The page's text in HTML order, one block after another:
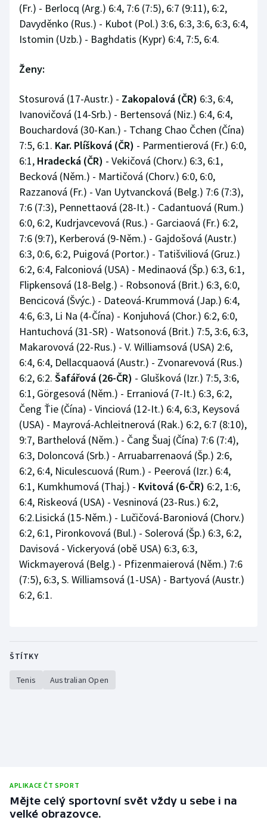
(Fr.) - Berlocq (Arg.) 6:4, 7:6 (7:5), 6:7 (9:11), 6:2,
Davyděnko (Rus.) - Kubot (Pol.) 3:6, 6:3, 3:6, 6:3, 6:4,
Istomin (Uzb.) - Baghdatis (Kypr) 6:4, 7:5, 6:4.
Ženy:
Stosurová (17-Austr.) - Zakopalová (ČR) 6:3, 6:4,
Ivanovičová (14-Srb.) - Bertensová (Niz.) 6:4, 6:4,
Bouchardová (30-Kan.) - Tchang Chao Čchen (Čína)
7:5, 6:1. Kar. Plíšková (ČR) - Parmentierová (Fr.) 6:0,
6:1, Hradecká (ČR) - Vekičová (Chorv.) 6:3, 6:1,
Becková (Něm.) - Martičová (Chorv.) 6:0, 6:0,
Razzanová (Fr.) - Van Uytvancková (Belg.) 7:6 (7:3),
7:6 (7:3), Pennettaová (28-It.) - Cadantuová (Rum.)
6:0, 6:2, Kudrjavcevová (Rus.) - Garciaová (Fr.) 6:2,
7:6 (9:7), Kerberová (9-Něm.) - Gajdošová (Austr.)
6:3, 0:6, 6:2, Puigová (Portor.) - Tatišviliová (Gruz.)
6:2, 6:4, Falconiová (USA) - Medinaová (Šp.) 6:3, 6:1,
Flipkensová (18-Belg.) - Robsonová (Brit.) 6:3, 6:0,
Bencicová (Švýc.) - Dateová-Krummová (Jap.) 6:4,
4:6, 6:3, Li Na (4-Čína) - Konjuhová (Chor.) 6:2, 6:0,
Hantuchová (31-SR) - Watsonová (Brit.) 7:5, 3:6, 6:3,
Makarovová (22-Rus.) - V. Williamsová (USA) 2:6,
6:4, 6:4, Dellacquaová (Austr.) - Zvonarevová (Rus.)
6:2, 6:2. Šafářová (26-ČR) - Glušková (Izr.) 7:5, 3:6,
6:1, Görgesová (Něm.) - Erraniová (7-It.) 6:3, 6:2,
Čeng Ťie (Čína) - Vinciová (12-It.) 6:4, 6:3, Keysová
(USA) - Mayrová-Achleitnerová (Rak.) 6:2, 6:7 (8:10),
9:7, Barthelová (Něm.) - Čang Šuaj (Čína) 7:6 (7:4),
6:3, Doloncová (Srb.) - Arruabarrenaová (Šp.) 2:6,
6:2, 6:4, Niculescuová (Rum.) - Peerová (Izr.) 6:4,
6:1, Kumkhumová (Thaj.) - Kvitová (6-ČR) 6:2, 1:6,
6:4, Riskeová (USA) - Vesninová (23-Rus.) 6:2,
6:2.Lisická (15-Něm.) - Lučičová-Baroniová (Chorv.)
6:2, 6:1, Pironkovová (Bul.) - Solerová (Šp.) 6:3, 6:2,
Davisová - Vickeryová (obě USA) 6:3, 6:3,
Wickmayerová (Belg.) - Pfizenmaierová (Něm.) 7:6
(7:5), 6:3, S. Williamsová (1-USA) - Bartyová (Austr.)
6:2, 6:1.
ŠTÍTKY
Tenis Australian Open
APLIKACE ČT SPORT
Mějte celý sportovní svět vždy u sebe i na
velké obrazovce.